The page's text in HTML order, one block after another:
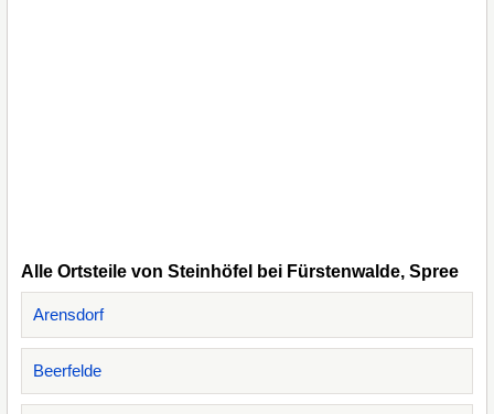
Alle Ortsteile von Steinhöfel bei Fürstenwalde, Spree
Arensdorf
Beerfelde